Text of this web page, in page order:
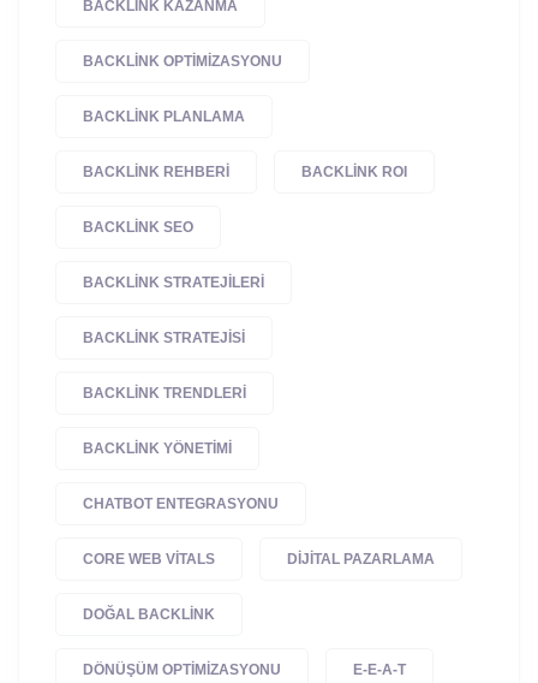
BACKLINK KAZANMA
BACKLINK OPTIMIZASYONU
BACKLINK PLANLAMA
BACKLINK REHBERI BACKLINK ROI
BACKLINK SEO
BACKLINK STRATEJILERI
BACKLINK STRATEJISI
BACKLINK TRENDLERI
BACKLINK YÖNETIMI
CHATBOT ENTEGRASYONU
CORE WEB VITALS DIJITAL PAZARLAMA
DOĞAL BACKLINK
DÖNÜŞÜM OPTIMIZASYONU E-E-A-T